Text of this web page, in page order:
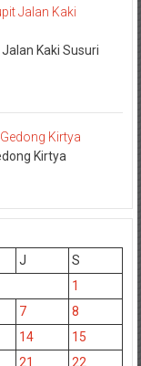
Kaki Susuri
Kirtya
J
S
1
7
8
14
15
21 22